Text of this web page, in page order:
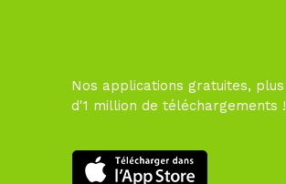
Nos applications gratuites, plus
d'1 million de téléchargements !